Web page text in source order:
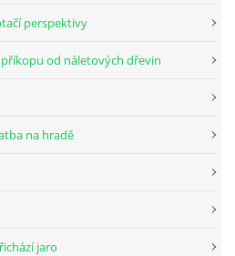
perspektivy
od náletových dřevin
na hradě
jaro